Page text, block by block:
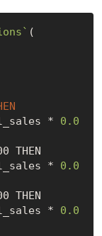
(
* 0.0
* 0.0
* 0.0